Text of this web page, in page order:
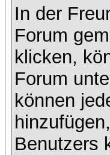
In der
Forum
klicken,
Forum
können
Benutzers